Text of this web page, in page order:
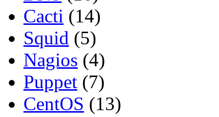
Cacti (14)
Squid (5)
Nagios (4)
Puppet (7)
CentOS (13)